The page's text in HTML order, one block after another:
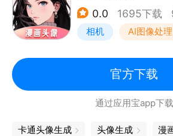
好奇漫画世界里的你是什么样子的
效果！小漫头像根据你上传的原照
像、男生头像、闺蜜头像、情侣头
成，让你看到漫画的自己，超流行
0.0 1695下载
相机 AI图像处理
官方下载
通过应用宝app下载
卡通头像生成 头像生成